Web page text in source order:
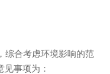
合考虑环境影响的范
事项为：